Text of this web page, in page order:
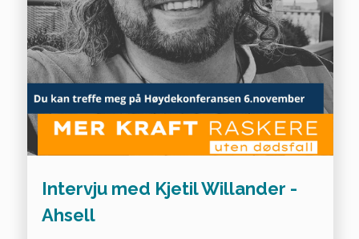
Intervju med Kjetil Willander -
Ahsell